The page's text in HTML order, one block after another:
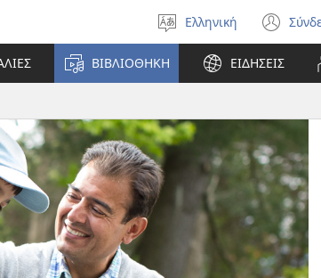
Επιλέξτε
γλώσσα
Ελληνική
νέο
ΒΙΒΛΙΟΘΗΚΗ ΕΙΔΗΣΕΙΣ